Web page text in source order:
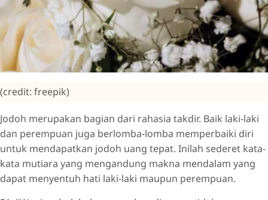
(credit: freepik)
Jodoh merupakan bagian dari rahasia takdir. Baik laki-laki
dan perempuan juga berlomba-lomba memperbaiki diri
untuk mendapatkan jodoh uang tepat. Inilah sederet kata-
kata mutiara yang mengandung makna mendalam yang
dapat menyentuh hati laki-laki maupun perempuan.